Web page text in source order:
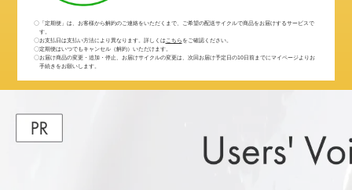
〇「定期便」は、お客様から解約のご連絡をいただくまで、ご希望の配送サイクルで商品をお届けするサービスで
す。
〇お支払日は支払い方法により異なります。詳しくはこちら をご確認ください。
〇定期便はいつでもキャンセル（解約）いただけます。
〇お届け商品の変更・追加・停止、お届けサイクルの変更は、次回お届け予定日の10日前までにマイページよりお
手続きをお願いします。